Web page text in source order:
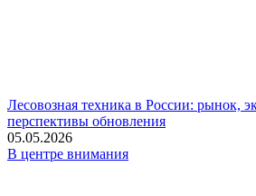
Лесовозная техника в России: рынок,
перспективы обновления
05.05.2026
В центре внимания